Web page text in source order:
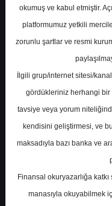
En Yüksek Tahmin
Ortalama Fiyat
Ortalama Getiri
okumuş ve kabul etmiştir.
platformumuz yetkili
zorunlu şartlar ve resmi
İlgili grup/internet sitesi/
gördükleriniz herhangi bir
tavsiye veya yorum
kendisini geliştirmesi, ve
maksadıyla bazı banka ve
Finansal okuryazarlığa katkı
manasıyla okuyabilmek